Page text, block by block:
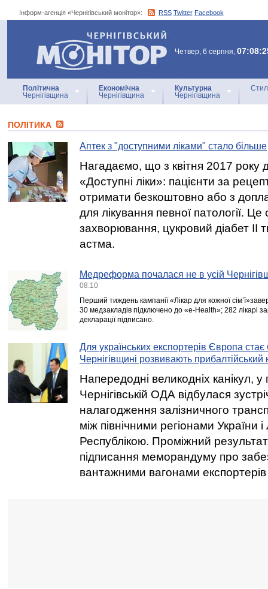
Інформ-агенція «Чернігівський монітор»: RSS Twitter Facebook
Інформ-агенція
«Чернігівський монітор»
Четвер, 6 серпня,
Політична
Чернігівщина
Економічна
Чернігівщина
Культурна
Чернігівщина
ПОЛІТИКА
Аптек з "доступними ліками" стало більше
Нагадаємо, що з квітня 2017 року
«Доступні ліки»: пацієнти за
отримати безкоштовно або з
для лікування певної патології.
захворювання, цукровий діабет ІІ
астма.
Медреформа почалася не в усій
08:10
Перший тиждень кампанії «Лікар для кожної
30 медзакладів підключено до «e-Health»; 282 лікарі
декларації підписано.
Для українських експортерів Європа
Чернігівщині розвивають
Напередодні великодніх канікул, у
Чернігівській ОДА відбулася
налагодження залізничного
між північними регіонами України
Республікою. Проміжний
підписання меморандуму про
вантажними вагонами експортерів